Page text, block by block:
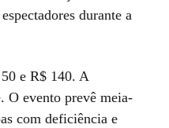
durante a
e R$ 140. A
O evento prevê meia-
com deficiência e